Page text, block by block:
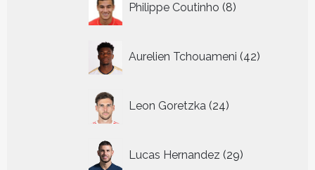
Philippe Coutinho 8
producten
Aurelien Tchouameni 42
producten
Leon Goretzka 24
producten
Lucas Hernandez 29
producten